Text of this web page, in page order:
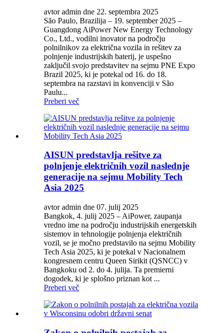
avtor admin dne 22. septembra 2025
São Paulo, Brazilija – 19. september 2025 –
Guangdong AiPower New Energy Technology
Co., Ltd., vodilni inovator na področju
polnilnikov za električna vozila in rešitev za
polnjenje industrijskih baterij, je uspešno
zaključil svojo predstavitev na sejmu PNE Expo
Brazil 2025, ki je potekal od 16. do 18.
septembra na razstavi in ​​konvenciji v São
Paulu...
Preberi več
AISUN predstavlja rešitve za
polnjenje električnih vozil naslednje
generacije na sejmu Mobility Tech
Asia 2025
avtor admin dne 07. julij 2025
Bangkok, 4. julij 2025 – AiPower, zaupanja
vredno ime na področju industrijskih energetskih
sistemov in tehnologije polnjenja električnih
vozil, se je močno predstavilo na sejmu Mobility
Tech Asia 2025, ki je potekal v Nacionalnem
kongresnem centru Queen Sirikit (QSNCC) v
Bangkoku od 2. do 4. julija. Ta premierni
dogodek, ki je splošno priznan kot ...
Preberi več